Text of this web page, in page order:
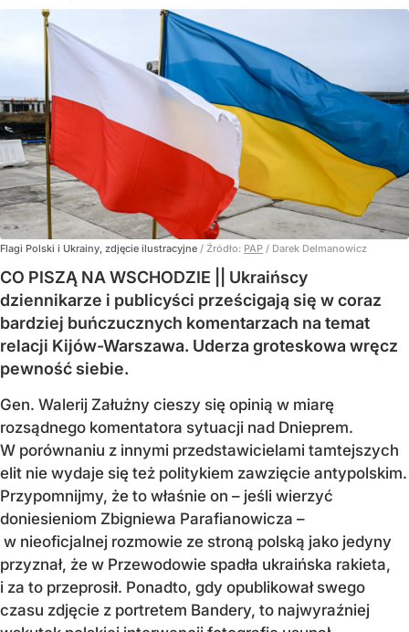
Flagi Polski i Ukrainy, zdjęcie ilustracyjne / Źródło: PAP / Darek Delmanowicz
CO PISZĄ NA WSCHODZIE || Ukraińscy
dziennikarze i publicyści prześcigają się w coraz
bardziej buńczucznych komentarzach na temat
relacji Kijów-Warszawa. Uderza groteskowa wręcz
pewność siebie.
Gen. Walerij Załużny cieszy się opinią w miarę
rozsądnego komentatora sytuacji nad Dnieprem.
W porównaniu z innymi przedstawicielami tamtejszych
elit nie wydaje się też politykiem zawzięcie antypolskim.
Przypomnijmy, że to właśnie on – jeśli wierzyć
doniesieniom Zbigniewa Parafianowicza –
w nieoficjalnej rozmowie ze stroną polską jako jedyny
przyznał, że w Przewodowie spadła ukraińska rakieta,
i za to przeprosił. Ponadto, gdy opublikował swego
czasu zdjęcie z portretem Bandery, to najwyraźniej